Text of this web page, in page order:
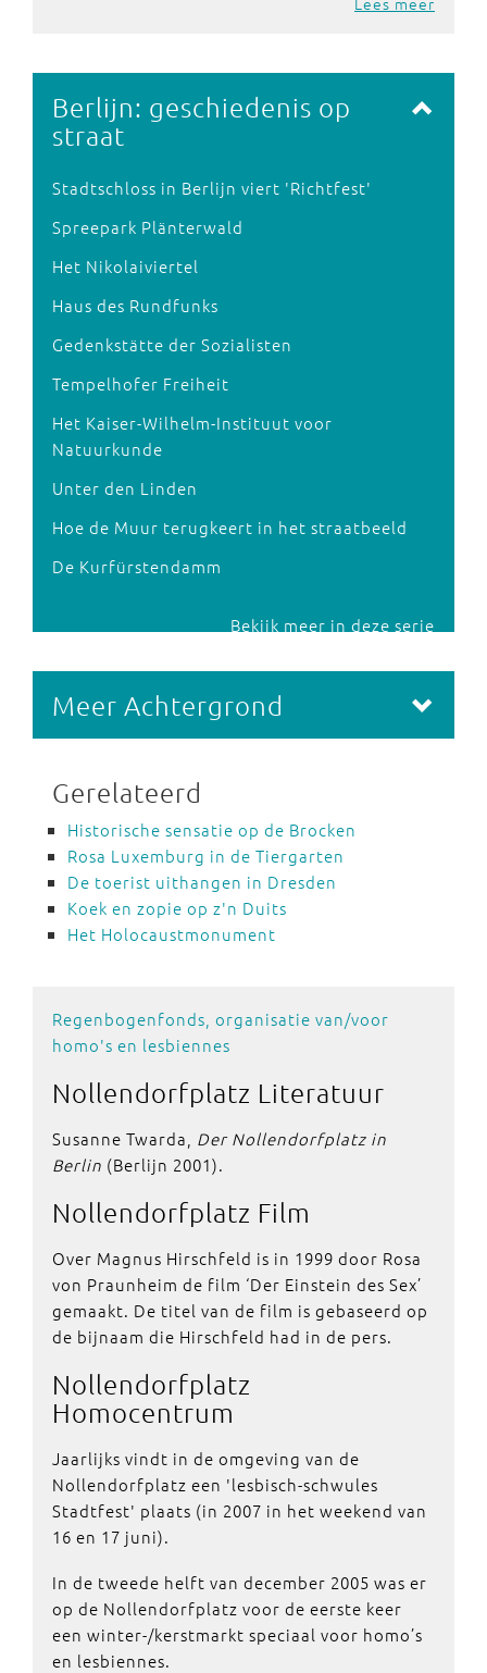
Berlijn: geschiedenis op
straat
Stadtschloss in Berlijn viert 'Richtfest'
Spreepark Plänterwald
Het Nikolaiviertel
Haus des Rundfunks
Gedenkstätte der Sozialisten
Tempelhofer Freiheit
Het Kaiser-Wilhelm-Instituut voor
Natuurkunde
Unter den Linden
Hoe de Muur terugkeert in het straatbeeld
De Kurfürstendamm
Bekijk meer in deze serie
Meer Achtergrond
Gerelateerd
Historische sensatie op de Brocken
Rosa Luxemburg in de Tiergarten
De toerist uithangen in Dresden
Koek en zopie op z'n Duits
Het Holocaustmonument
Regenbogenfonds, organisatie van/voor
homo's en lesbiennes
Nollendorfplatz Literatuur
Susanne Twarda, Der Nollendorfplatz in
Berlin (Berlijn 2001).
Nollendorfplatz Film
Over Magnus Hirschfeld is in 1999 door Rosa
von Praunheim de film ‘Der Einstein des Sex’
gemaakt. De titel van de film is gebaseerd op
de bijnaam die Hirschfeld had in de pers.
Nollendorfplatz
Homocentrum
Jaarlijks vindt in de omgeving van de
Nollendorfplatz een 'lesbisch-schwules
Stadtfest' plaats (in 2007 in het weekend van
16 en 17 juni).
In de tweede helft van december 2005 was er
op de Nollendorfplatz voor de eerste keer
een winter-/kerstmarkt speciaal voor homo’s
en lesbiennes.